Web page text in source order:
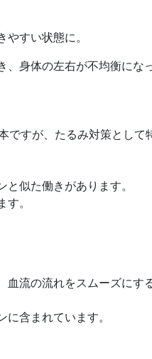
すい状態に。
身体の左右が不均衡に
すが、たるみ対策として
似た働きがあります。
。
流の流れをスムーズに
含まれています。